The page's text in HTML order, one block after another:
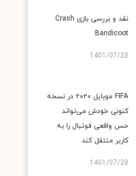
نقد و بررسی بازی Crash
Bandicoot
1401/07/28
FIFA موبایل ۲۰۲۰ در نسخه
کنونی خودش می‌تواند
حس واقعی فوتبال را به
کاربر منتقل کند
1401/07/28